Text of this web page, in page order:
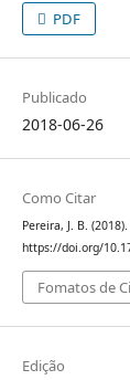
PDF
Publicado
2018-06-26
Como Citar
Pereira, J. B.
https://doi.org/
Fomatos de
Edição